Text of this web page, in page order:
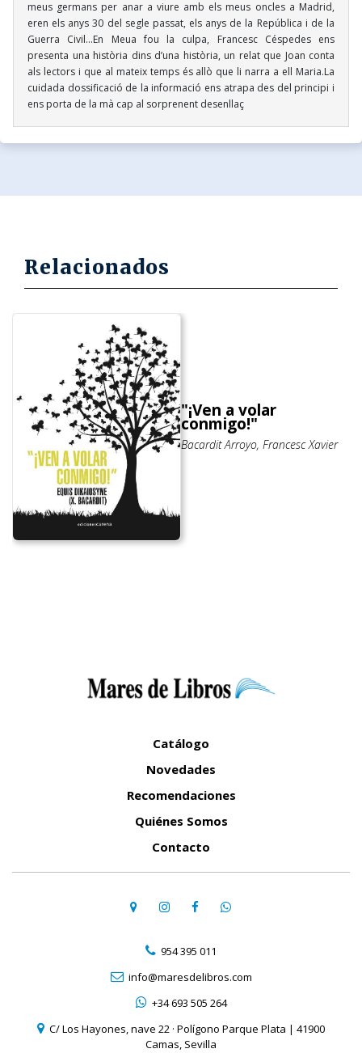
meus germans per anar a viure amb els meus oncles a Madrid,
eren els anys 30 del segle passat, els anys de la República i de la
Guerra Civil…En Meua fou la culpa, Francesc Céspedes ens
presenta una història dins d’una història, un relat que Joan conta
als lectors i que al mateix temps és allò que li narra a ell Maria.La
cuidada dossificació de la informació ens atrapa des del principi i
ens porta de la mà cap al sorprenent desenllaç
Relacionados
"¡Ven a volar
conmigo!"
Bacardit Arroyo, Francesc Xavier
Catálogo
Novedades
Recomendaciones
Quiénes Somos
Contacto
954 395 011
info@maresdelibros.com
+34 693 505 264
C/ Los Hayones, nave 22 · Polígono Parque Plata | 41900
Camas, Sevilla